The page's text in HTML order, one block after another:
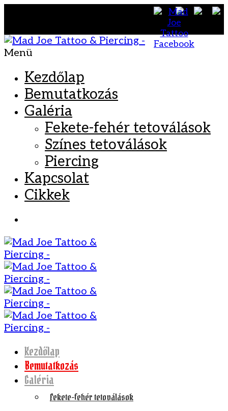
Menü
Kezdőlap
Bemutatkozás
Galéria
Fekete-fehér tetoválások
Színes tetoválások
Piercing
Kapcsolat
Cikkek
Kezdőlap
Bemutatkozás
Galéria
Fekete-fehér tetoválások